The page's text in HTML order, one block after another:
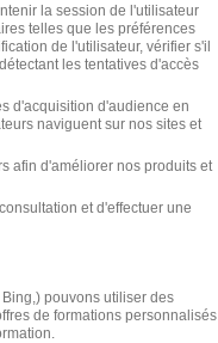
F
la session de l'utilisateur
telles que les préférences
de l'utilisateur, vérifier s'il
les tentatives d'accès
d'acquisition d'audience en
naviguent sur nos sites et
afin d'améliorer nos produits et
et d'effectuer une
pouvons utiliser des
de formations personnalisés